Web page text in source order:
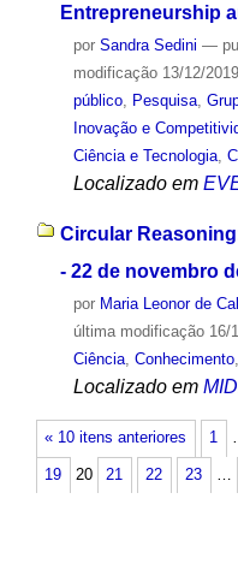
Entrepreneurship
por Sandra Sedini —
modificação13/12/
público, Pesquisa,
Inovação e
Ciência e Tecnologia,
Localizado em
Circular
- 22 de novembro
por Maria Leonor de
última modificação16/
Ciência, Conhecimento,
Localizado em
« 10 itens anteriores 1
19 20 21 22 23 …